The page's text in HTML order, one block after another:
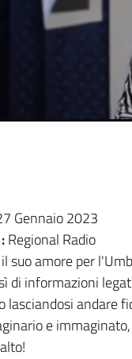
Gennaio 2023
Regional Radio
suo amore per
di informazioni
lasciandosi andare
e